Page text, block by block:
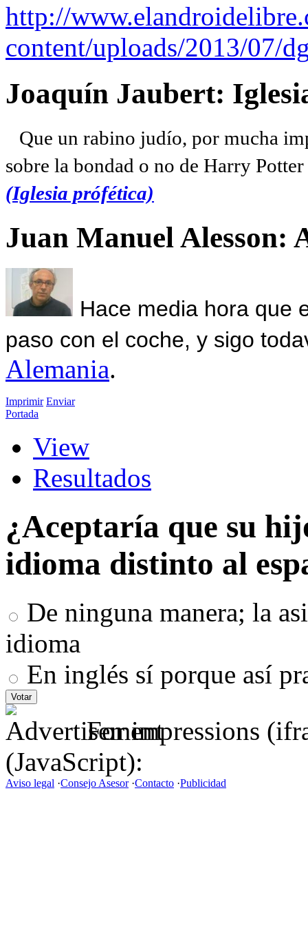
http://
content/uploads/2013/07/
Joaquín Jaubert:
Que un rabino judío, por mucha
sobre la bondad o no de Harry
(Iglesia prófética)
Juan Manuel Alesson:
Hace media hora que
paso con el coche, y sigo
Alemania.
Imprimir Enviar
Portada
View
Resultados
¿Aceptaría que su
idioma distinto al
De ninguna manera; la
idioma
En inglés sí porque así
For impressions
(JavaScript):
Aviso legal ·Consejo Asesor·Contacto ·Publicidad